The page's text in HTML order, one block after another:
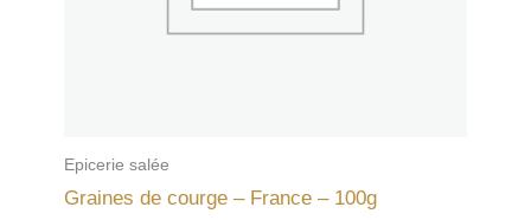
Epicerie salée
Graines de courge – France – 100g